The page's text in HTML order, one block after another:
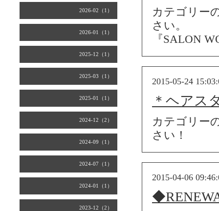
2026-02（1）
2026-01（1）
2025-12（1）
2025-03（1）
2025-01（1）
2024-12（2）
2024-09（1）
2024-07（1）
2024-01（1）
2023-12（2）
カテゴリー
さい。
『SALON
2015-05-24
＊ヘアス
カテゴリー
さい！
2015-04-06